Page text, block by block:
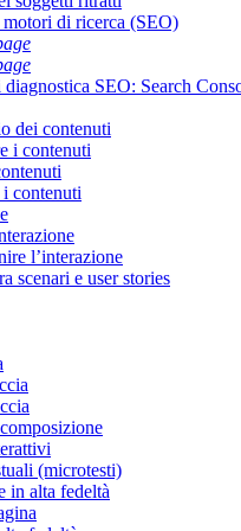
di ricerca (SEO)
SEO: Search
dei contenuti
i contenuti
contenuti
l’interazione
scenari e user stories
(microtesti)
in alta fedeltà